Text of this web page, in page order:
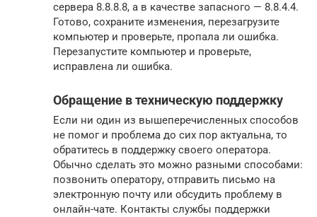
сервера 8.8.8.8, а в качестве запасного — 8.8.4.4.
Готово, сохраните изменения, перезагрузите
компьютер и проверьте, пропала ли ошибка.
Перезапустите компьютер и проверьте,
исправлена ли ошибка.
Обращение в техническую поддержку
Если ни один из вышеперечисленных способов
не помог и проблема до сих пор актуальна, то
обратитесь в поддержку своего оператора.
Обычно сделать это можно разными способами:
позвонить оператору, отправить письмо на
электронную почту или обсудить проблему в
онлайн-чате. Контакты службы поддержки